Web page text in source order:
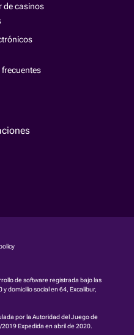
de casinos
de software registrada bajo las
domicilio social en 64, Excalibur,
por la Autoridad del Juego de
2019Expedida en abril de 2020.